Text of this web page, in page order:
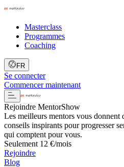
Masterclass
Programmes
Coaching
FR
Se connecter
Commencer maintenant
Rejoindre MentorShow
Les meilleurs mentors vous donnent
conseils inspirants pour progresser
qui comptent pour vous.
Seulement 12 €/mois
Rejoindre
Blog